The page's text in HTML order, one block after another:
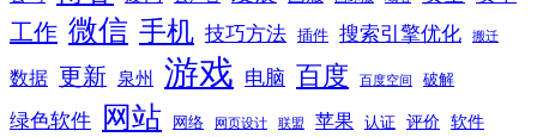
工作 微信 手机 技巧方法 插件 搜索引擎优化 搬迁
数据 更新 泉州 游戏 电脑 百度 百度空间 破解
绿色软件 网站 网络 网页设计 联盟 苹果 认证 评价 软件